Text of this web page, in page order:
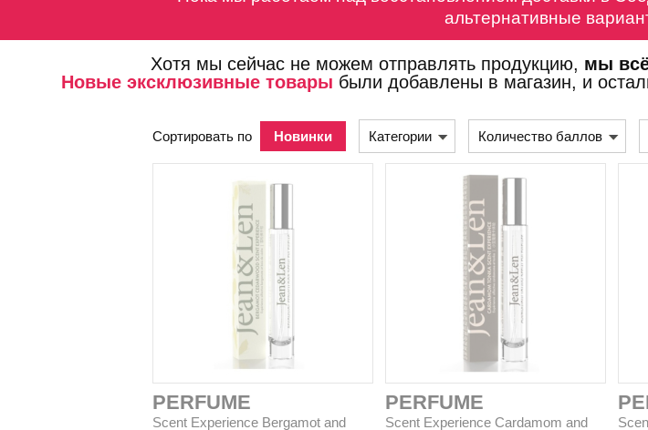
альтернативные
Хотя мы сейчас не можем отправлять продукцию, мы
Новые эксклюзивные товары были добавлены в магазин, и
Сортировать по Новинки Категории Количество баллов
PERFUME
Scent Experience Bergamot and
PERFUME
Scent Experience Cardamom and